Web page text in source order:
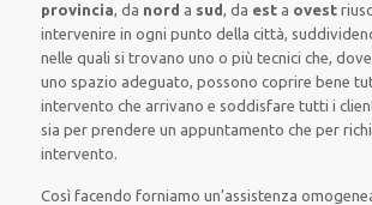
provincia, da nord a sud, da esta ovest
intervenire in ogni punto della città,
nelle quali si trovano uno o più tecnici che,
uno spazio adeguato, possono coprire bene
intervento che arrivano e soddisfare tutti i
sia per prendere un appuntamento che per
intervento.
Così facendo forniamo un’assistenza